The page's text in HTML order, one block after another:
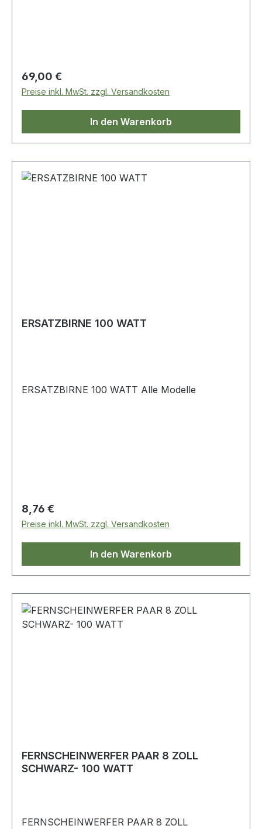
Verbindungsstück um Dein Licht anzuschließen
Regulärer Preis:
69,00 €
Preise inkl. MwSt. zzgl. Versandkosten
In den Warenkorb
ERSATZBIRNE 100 WATT
ERSATZBIRNE 100 WATT Alle Modelle
Regulärer Preis:
8,76 €
Preise inkl. MwSt. zzgl. Versandkosten
In den Warenkorb
FERNSCHEINWERFER PAAR 8 ZOLL
SCHWARZ- 100 WATT
FERNSCHEINWERFER PAAR 8 ZOLL